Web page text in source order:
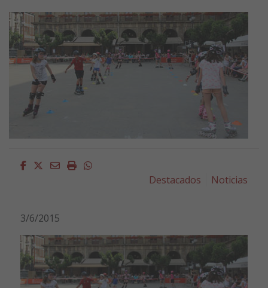
Facebook
Twitter
EmailImprimirWhatsapp
Destacados
Noticias
3/6/2015